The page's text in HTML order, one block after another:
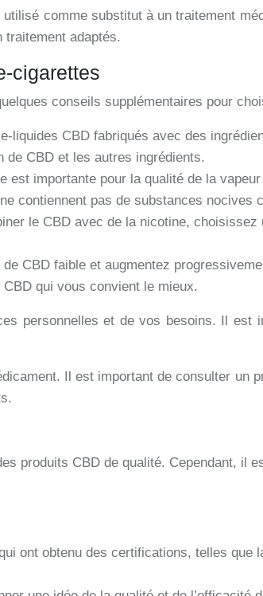
comme substitut à un traitement
traitement adaptés.
cigarettes
conseils supplémentaires pour
liquides CBD fabriqués avec des
CBD et les autres ingrédients.
est importante pour la qualité de la
contiennent pas de substances nocives
le CBD avec de la nicotine,
CBD faible et augmentez
qui vous convient le mieux.
personnelles et de vos besoins. Il est
Il est important de consulter un
produits CBD de qualité. Cependant, il
ont obtenu des certifications, telles que